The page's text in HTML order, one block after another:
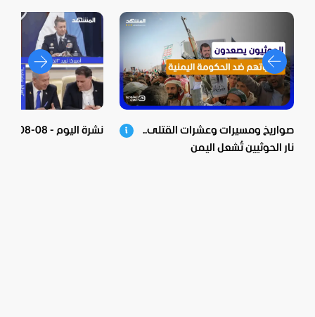
صواريخ ومسيرات وعشرات القتلى..
نار الحوثيين تُشعل اليمن
نشرة اليوم - 08-08-2026